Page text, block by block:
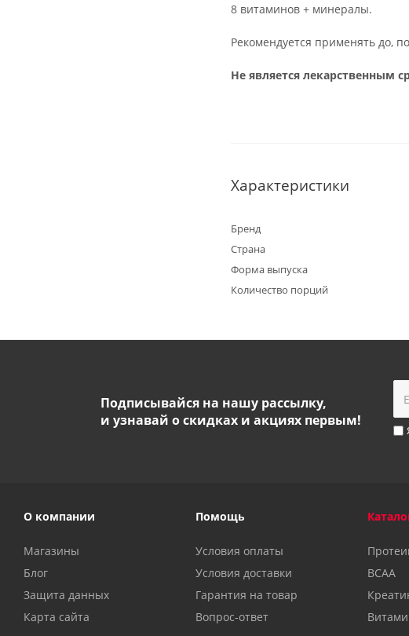
8 витаминов + минералы.
Рекомендуется применять до,
Не является лекарственным
Характеристики
Бренд
Страна
Форма выпуска
Количество порций
Подписывайся на нашу рассылку,
и узнавай о скидках и акциях первым!
О компании
Магазины
Блог
Защита данных
Карта сайта
Помощь
Условия оплаты
Условия доставки
Гарантия на товар
Вопрос-ответ
BCAA